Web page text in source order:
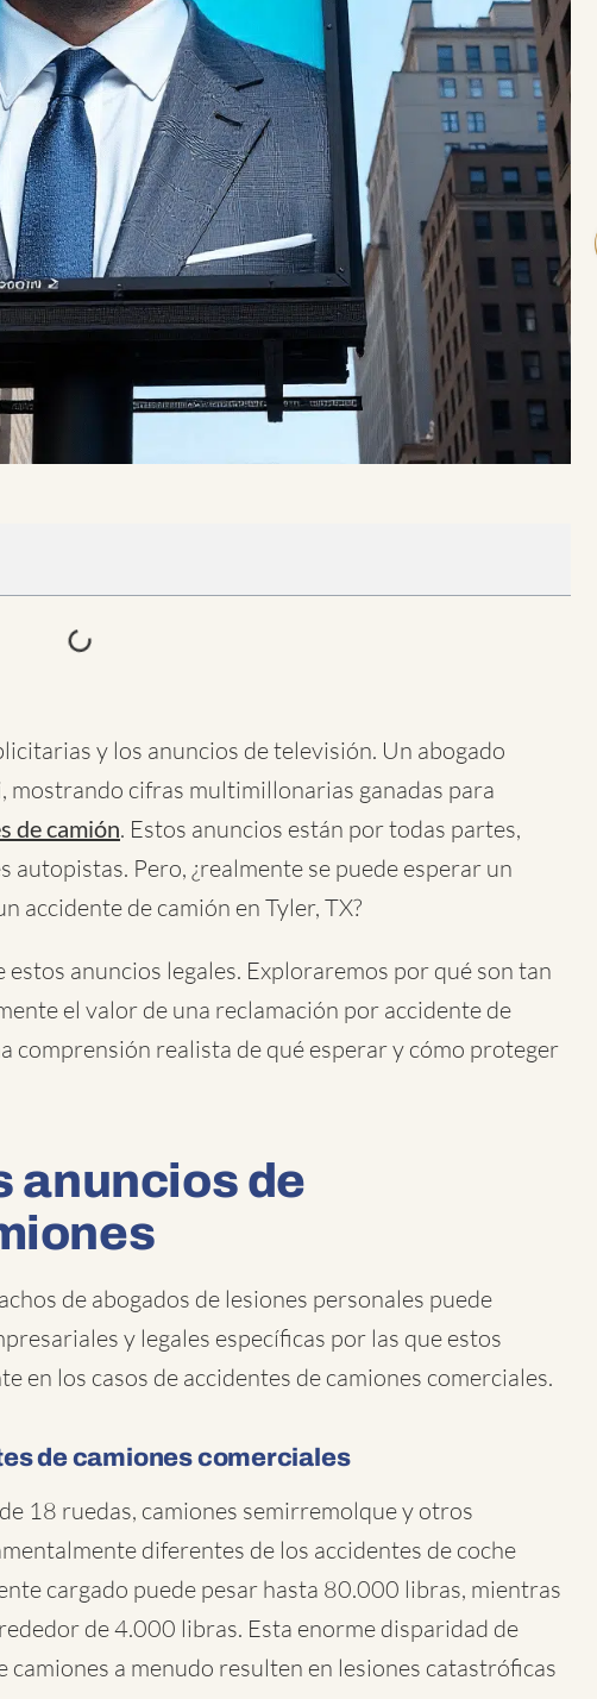
y los anuncios de televisión. Un abogado
mostrando cifras multimillonarias ganadas para
de camión. Estos anuncios están por todas partes,
autopistas. Pero, ¿realmente se puede esperar un
accidente de camión en Tyler, TX?
anuncios legales. Exploraremos por qué son tan
el valor de una reclamación por accidente de
comprensión realista de qué esperar y cómo proteger
anuncios de
de abogados de lesiones personales puede
y legales específicas por las que estos
en los casos de accidentes de camiones comerciales.
de camiones comerciales
18 ruedas, camiones semirremolque y otros
diferentes de los accidentes de coche
cargado puede pesar hasta 80.000 libras, mientras
de 4.000 libras. Esta enorme disparidad de
camiones a menudo resulten en lesiones catastróficas